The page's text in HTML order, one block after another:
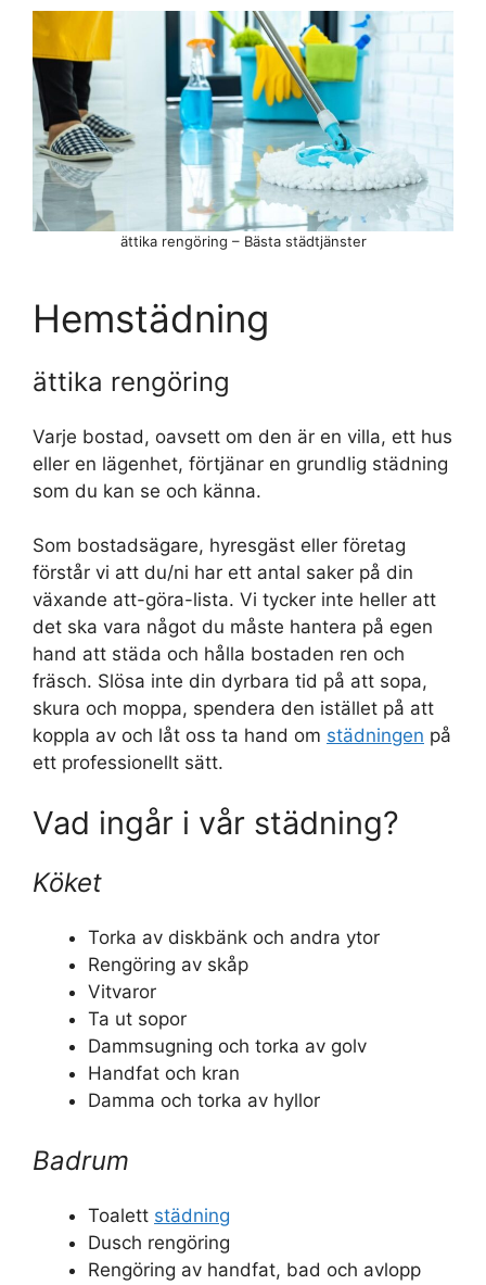
ättika rengöring – Bästa städtjänster
Hemstädning
ättika rengöring
Varje bostad, oavsett om den är en villa, ett hus
eller en lägenhet, förtjänar en grundlig städning
som du kan se och känna.
Som bostadsägare, hyresgäst eller företag
förstår vi att du/ni har ett antal saker på din
växande att-göra-lista. Vi tycker inte heller att
det ska vara något du måste hantera på egen
hand att städa och hålla bostaden ren och
fräsch. Slösa inte din dyrbara tid på att sopa,
skura och moppa, spendera den istället på att
koppla av och låt oss ta hand om städningen på
ett professionellt sätt.
Vad ingår i vår städning?
Köket
Torka av diskbänk och andra ytor
Rengöring av skåp
Vitvaror
Ta ut sopor
Dammsugning och torka av golv
Handfat och kran
Damma och torka av hyllor
Badrum
Toalett städning
Dusch rengöring
Rengöring av handfat, bad och avlopp